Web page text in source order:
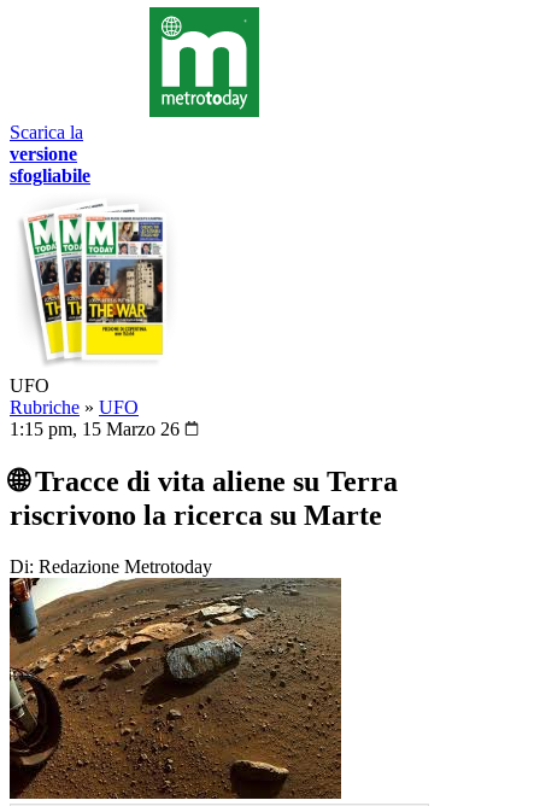
Scarica la
versione
sfogliabile
UFO
Rubriche » UFO
1:15 pm, 15 Marzo 26
🌐 Tracce di vita aliene su Terra
riscrivono la ricerca su Marte
Di: Redazione Metrotoday